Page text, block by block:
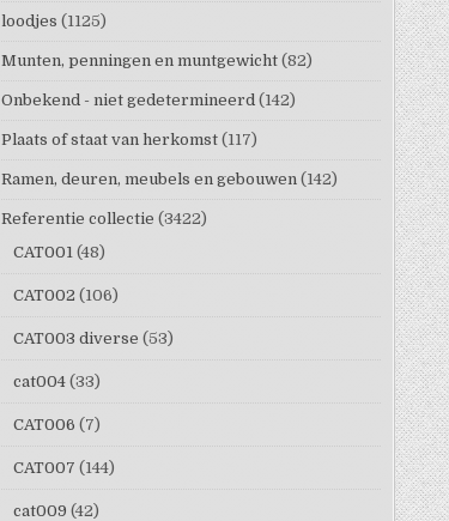
loodjes (1125)
Munten, penningen en muntgewicht (82)
Onbekend - niet gedetermineerd (142)
Plaats of staat van herkomst (117)
Ramen, deuren, meubels en gebouwen (142)
Referentie collectie (3422)
CAT001 (48)
CAT002 (106)
CAT003 diverse (53)
cat004 (33)
CAT006 (7)
CAT007 (144)
cat009 (42)